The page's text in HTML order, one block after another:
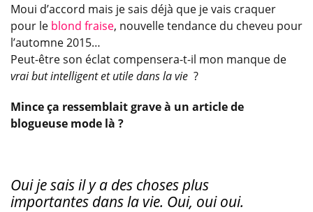
Moui d’accord mais je sais déjà que je vais craquer
pour le blond fraise, nouvelle tendance du cheveu pour
l’automne 2015…
Peut-être son éclat compensera-t-il mon manque de
vrai but intelligent et utile dans la vie ?
Mince ça ressemblait grave à un article de
blogueuse mode là ?
Oui je sais il y a des choses plus
importantes dans la vie. Oui, oui oui.